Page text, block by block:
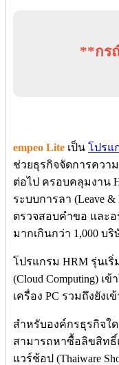
**กร
empeo Lite เป็น โปรแ
ช่วยธุรกิจจัดการควา
ต่อไป ครอบคลุมงาน
ระบบการลา (Leave
ตรวจสอบคำขอ และ
มากเกินกว่า 1,000 บ
โปรแกรม HRM รุ่นเ
(Cloud Computing) เ
เครื่อง PC รวมถึงยัง
สำหรับองค์กรธุรกิจใ
สามารถหาซื้อลิขสิทธิ์
แวร์ช้อป (Thaiware